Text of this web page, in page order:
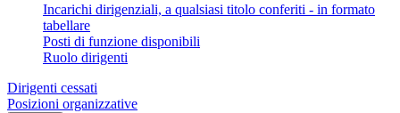
Incarichi dirigenziali, a qualsiasi titolo conferiti - in formato
tabellare
Posti di funzione disponibili
Ruolo dirigenti
Dirigenti cessati
Posizioni organizzative